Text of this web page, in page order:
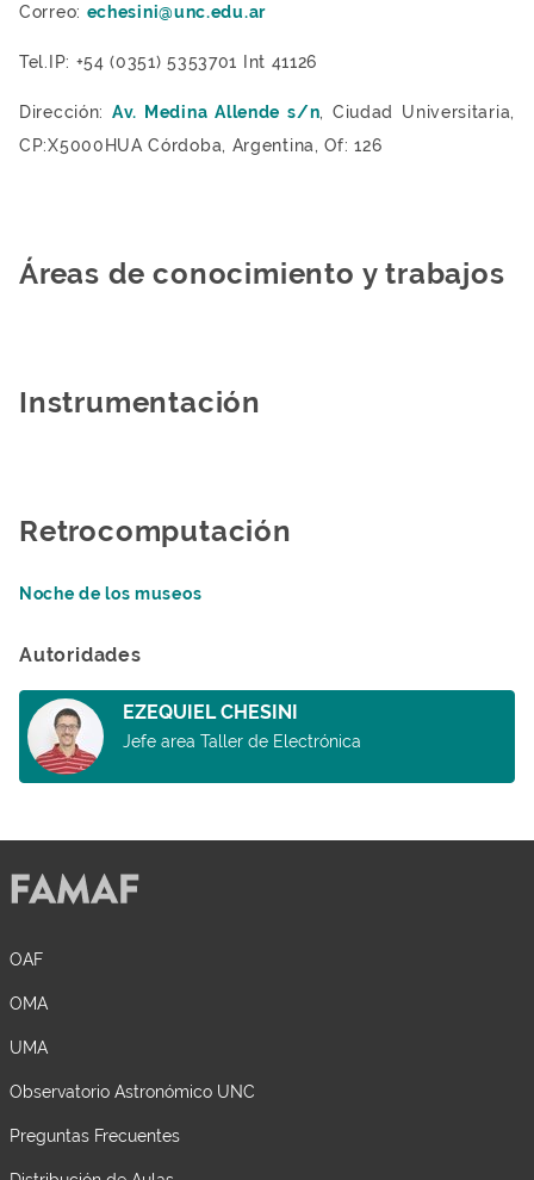
Correo: echesini@unc.edu.ar
Tel.IP: +54 (0351) 5353701 Int 41126
Dirección: Av. Medina Allende s/n, Ciudad Universitaria,
CP:X5000HUA Córdoba, Argentina, Of: 126
Áreas de conocimiento y trabajos
Instrumentación
Retrocomputación
Noche de los museos
Autoridades
EZEQUIEL CHESINI
Jefe area Taller de Electrónica
OAF
OMA
UMA
Observatorio Astronómico UNC
Preguntas Frecuentes